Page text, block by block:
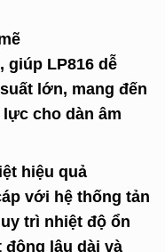
, giúp LP816 dễ
lớn, mang đến
cho dàn âm
hiệu quả
với hệ thống tản
trì nhiệt độ ổn
động lâu dài và